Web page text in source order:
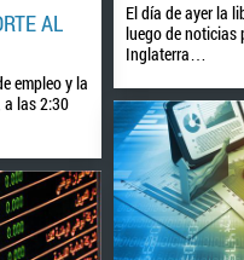
El día de ayer la
luego de noticias
Inglaterra…
AL
empleo y la
a las 2:30